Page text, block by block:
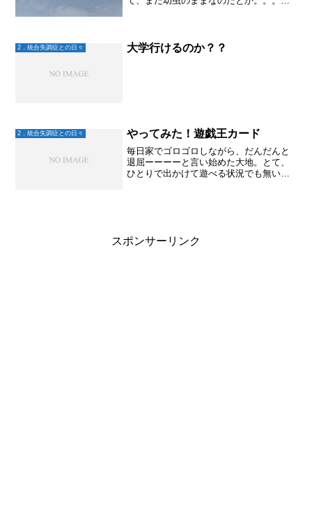
のに。もう二年近く幼虫の...
2．統合失調症との日々 大学行けるのか？？
2．統合失調症との日々 やってみた！遊戯王カード
毎日家でゴロゴロしながら、だんだんと
退屈ーーーーと言い始めた大地。とて、
ひとりで出かけて遊べる状況でも無いら
スポンサーリンク